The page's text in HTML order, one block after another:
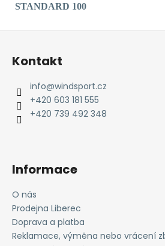
STANDARD 100
Z
Kontakt
info@windsport.cz
+420 603 181 555
+420 739 492 348
Informace
O nás
Prodejna Liberec
Doprava a platba
Reklamace, výměna nebo vrácení